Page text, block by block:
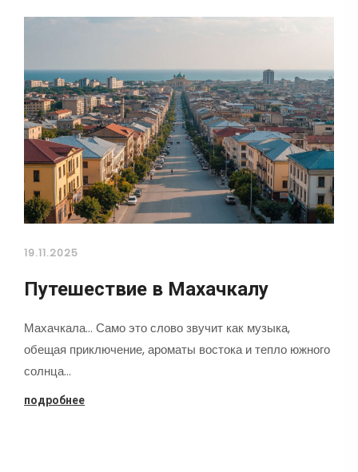
19.11.2025
Путешествие в Махачкалу
Махачкала... Само это слово звучит как музыка,
обещая приключение, ароматы востока и тепло южного
солнца…
подробнее